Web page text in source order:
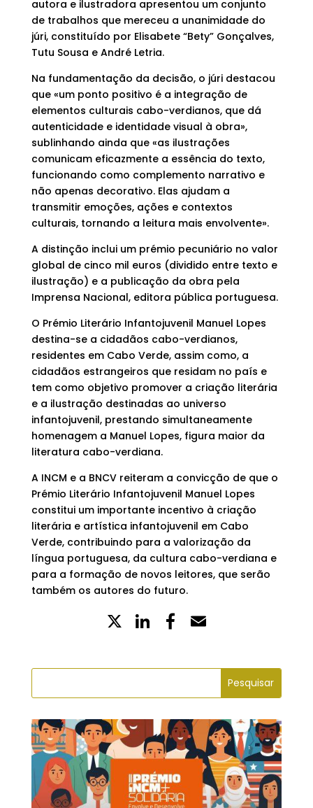
autora e ilustradora apresentou um conjunto
de trabalhos que mereceu a unanimidade do
júri, constituído por Elisabete “Bety” Gonçalves,
Tutu Sousa e André Letria.
Na fundamentação da decisão, o júri destacou
que «um ponto positivo é a integração de
elementos culturais cabo-verdianos, que dá
autenticidade e identidade visual à obra»,
sublinhando ainda que «as ilustrações
comunicam eficazmente a essência do texto,
funcionando como complemento narrativo e
não apenas decorativo. Elas ajudam a
transmitir emoções, ações e contextos
culturais, tornando a leitura mais envolvente».
A distinção inclui um prémio pecuniário no valor
global de cinco mil euros (dividido entre texto e
ilustração) e a publicação da obra pela
Imprensa Nacional, editora pública portuguesa.
O Prémio Literário Infantojuvenil Manuel Lopes
destina-se a cidadãos cabo-verdianos,
residentes em Cabo Verde, assim como, a
cidadãos estrangeiros que residam no país e
tem como objetivo promover a criação literária
e a ilustração destinadas ao universo
infantojuvenil, prestando simultaneamente
homenagem a Manuel Lopes, figura maior da
literatura cabo-verdiana.
A INCM e a BNCV reiteram a convicção de que o
Prémio Literário Infantojuvenil Manuel Lopes
constitui um importante incentivo à criação
literária e artística infantojuvenil em Cabo
Verde, contribuindo para a valorização da
língua portuguesa, da cultura cabo-verdiana e
para a formação de novos leitores, que serão
também os autores do futuro.
X LinkedIn
Partilhe
Facebook